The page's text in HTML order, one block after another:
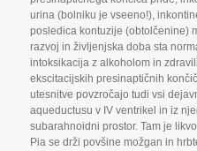
urina (bolniku je vseeno!),
posledica kontuzije (obtolčenine)
razvoj in življenjska doba sta
intoksikacija z alkoholom in zdravili
ekscitacijskih presinaptičnih
utesnitve povzročajo tudi vsi
aqueductusu v IV ventrikel in iz
subarahnoidni prostor. Tam je
Pia se drži povšine možgan in